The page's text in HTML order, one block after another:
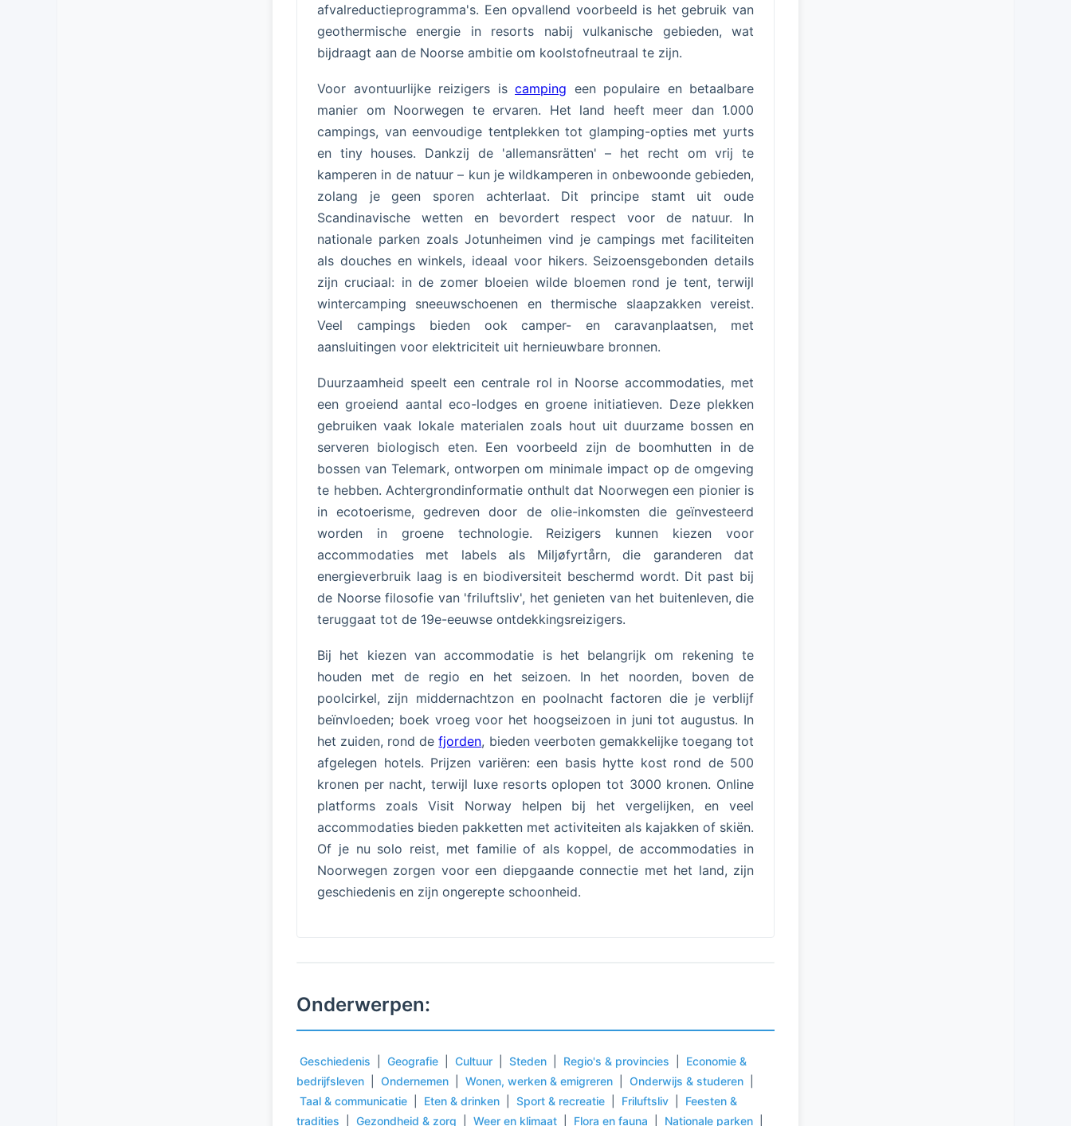
afvalreductieprogramma's. Een opvallend voorbeeld is het gebruik van
geothermische energie in resorts nabij vulkanische gebieden, wat
bijdraagt aan de Noorse ambitie om koolstofneutraal te zijn.
Voor avontuurlijke reizigers is camping een populaire en betaalbare
manier om Noorwegen te ervaren. Het land heeft meer dan 1.000
campings, van eenvoudige tentplekken tot glamping-opties met yurts
en tiny houses. Dankzij de 'allemansrätten' – het recht om vrij te
kamperen in de natuur – kun je wildkamperen in onbewoonde gebieden,
zolang je geen sporen achterlaat. Dit principe stamt uit oude
Scandinavische wetten en bevordert respect voor de natuur. In
nationale parken zoals Jotunheimen vind je campings met faciliteiten
als douches en winkels, ideaal voor hikers. Seizoensgebonden details
zijn cruciaal: in de zomer bloeien wilde bloemen rond je tent, terwijl
wintercamping sneeuwschoenen en thermische slaapzakken vereist.
Veel campings bieden ook camper- en caravanplaatsen, met
aansluitingen voor elektriciteit uit hernieuwbare bronnen.
Duurzaamheid speelt een centrale rol in Noorse accommodaties, met
een groeiend aantal eco-lodges en groene initiatieven. Deze plekken
gebruiken vaak lokale materialen zoals hout uit duurzame bossen en
serveren biologisch eten. Een voorbeeld zijn de boomhutten in de
bossen van Telemark, ontworpen om minimale impact op de omgeving
te hebben. Achtergrondinformatie onthult dat Noorwegen een pionier is
in ecotoerisme, gedreven door de olie-inkomsten die geïnvesteerd
worden in groene technologie. Reizigers kunnen kiezen voor
accommodaties met labels als Miljøfyrtårn, die garanderen dat
energieverbruik laag is en biodiversiteit beschermd wordt. Dit past bij
de Noorse filosofie van 'friluftsliv', het genieten van het buitenleven, die
teruggaat tot de 19e-eeuwse ontdekkingsreizigers.
Bij het kiezen van accommodatie is het belangrijk om rekening te
houden met de regio en het seizoen. In het noorden, boven de
poolcirkel, zijn middernachtzon en poolnacht factoren die je verblijf
beïnvloeden; boek vroeg voor het hoogseizoen in juni tot augustus. In
het zuiden, rond defjorden, bieden veerboten gemakkelijke toegang tot
afgelegen hotels. Prijzen variëren: een basis hytte kost rond de 500
kronen per nacht, terwijl luxe resorts oplopen tot 3000 kronen. Online
platforms zoals Visit Norway helpen bij het vergelijken, en veel
accommodaties bieden pakketten met activiteiten als kajakken of skiën.
Of je nu solo reist, met familie of als koppel, de accommodaties in
Noorwegen zorgen voor een diepgaande connectie met het land, zijn
geschiedenis en zijn ongerepte schoonheid.
Onderwerpen:
Geschiedenis Geografie Cultuur Steden Regio's & provincies
Economie &
bedrijfsleven
Ondernemen Wonen, werken & emigreren Onderwijs & studeren
Taal & communicatie
Eten & drinken Sport & recreatie Friluftsliv
Feesten &
tradities
Gezondheid & zorg Weer en klimaat Flora en fauna Nationale parken